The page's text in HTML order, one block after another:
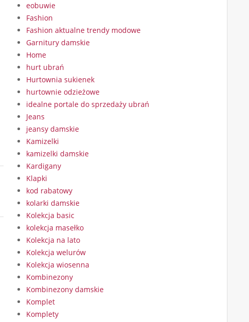
eobuwie
Fashion
Fashion aktualne trendy modowe
Garnitury damskie
Home
hurt ubrań
Hurtownia sukienek
hurtownie odzieżowe
idealne portale do sprzedaży ubrań
Jeans
jeansy damskie
Kamizelki
kamizelki damskie
Kardigany
Klapki
kod rabatowy
kolarki damskie
Kolekcja basic
kolekcja masełko
Kolekcja na lato
Kolekcja welurów
Kolekcja wiosenna
Kombinezony
Kombinezony damskie
Komplet
Komplety